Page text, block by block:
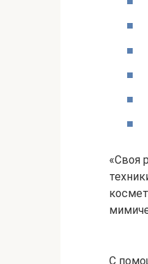
«Своя
С